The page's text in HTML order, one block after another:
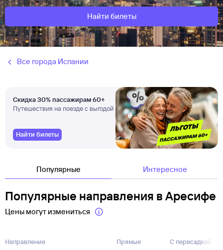
Найти билеты
Все города Испании
Скидка 30% пассажирам 60+
Путешествия на поезде с выгодой
Найти билеты
Популярные Интересное
Популярные направления в Аресифе
Цены могут измениться
Направление Прямые С пересадкой